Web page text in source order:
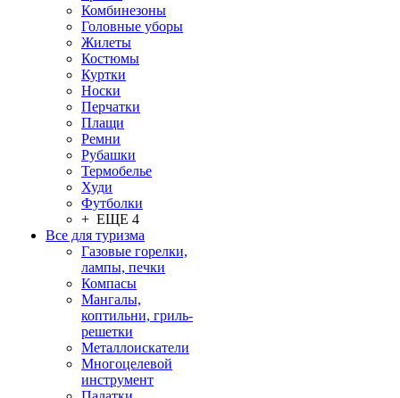
Комбинезоны
Головные уборы
Жилеты
Костюмы
Куртки
Носки
Перчатки
Плащи
Ремни
Рубашки
Термобелье
Худи
Футболки
+ ЕЩЕ 4
Все для туризма
Газовые горелки,
лампы, печки
Компасы
Мангалы,
коптильни, гриль-
решетки
Металлоискатели
Многоцелевой
инструмент